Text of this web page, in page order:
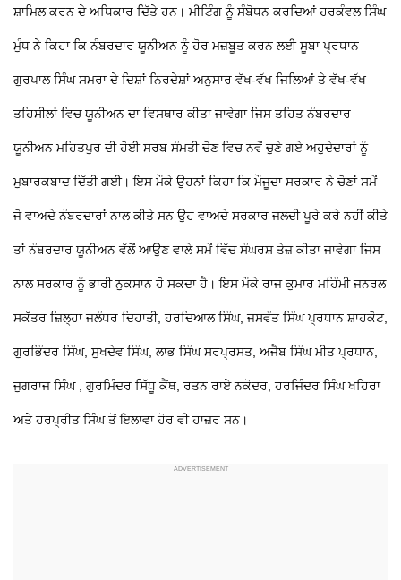
ਸ਼ਾਮਿਲ ਕਰਨ ਦੇ ਅਧਿਕਾਰ ਦਿੱਤੇ ਹਨ। ਮੀਟਿੰਗ ਨੂੰ ਸੰਬੋਧਨ ਕਰਦਿਆਂ ਹਰਕੰਵਲ ਸਿੰਘ
ਮੁੰਧ ਨੇ ਕਿਹਾ ਕਿ ਨੰਬਰਦਾਰ ਯੂਨੀਅਨ ਨੂੰ ਹੋਰ ਮਜ਼ਬੂਤ ਕਰਨ ਲਈ ਸੂਬਾ ਪ੍ਰਧਾਨ
ਗੁਰਪਾਲ ਸਿੰਘ ਸਮਰਾ ਦੇ ਦਿਸ਼ਾਂ ਨਿਰਦੇਸ਼ਾਂ ਅਨੁਸਾਰ ਵੱਖ-ਵੱਖ ਜਿਲਿਆਂ ਤੇ ਵੱਖ-ਵੱਖ
ਤਹਿਸੀਲਾਂ ਵਿਚ ਯੂਨੀਅਨ ਦਾ ਵਿਸਥਾਰ ਕੀਤਾ ਜਾਵੇਗਾ ਜਿਸ ਤਹਿਤ ਨੰਬਰਦਾਰ
ਯੂਨੀਅਨ ਮਹਿਤਪੁਰ ਦੀ ਹੋਈ ਸਰਬ ਸੰਮਤੀ ਚੋਣ ਵਿਚ ਨਵੇਂ ਚੁਣੇ ਗਏ ਅਹੁਦੇਦਾਰਾਂ ਨੂੰ
ਮੁਬਾਰਕਬਾਦ ਦਿੱਤੀ ਗਈ। ਇਸ ਮੌਕੇ ਉਹਨਾਂ ਕਿਹਾ ਕਿ ਮੌਜੂਦਾ ਸਰਕਾਰ ਨੇ ਚੋਣਾਂ ਸਮੇਂ
ਜੋ ਵਾਅਦੇ ਨੰਬਰਦਾਰਾਂ ਨਾਲ ਕੀਤੇ ਸਨ ਉਹ ਵਾਅਦੇ ਸਰਕਾਰ ਜਲਦੀ ਪੂਰੇ ਕਰੇ ਨਹੀਂ ਕੀਤੇ
ਤਾਂ ਨੰਬਰਦਾਰ ਯੂਨੀਅਨ ਵੱਲੋਂ ਆਉਣ ਵਾਲੇ ਸਮੇਂ ਵਿੱਚ ਸੰਘਰਸ਼ ਤੇਜ਼ ਕੀਤਾ ਜਾਵੇਗਾ ਜਿਸ
ਨਾਲ ਸਰਕਾਰ ਨੂੰ ਭਾਰੀ ਨੁਕਸਾਨ ਹੋ ਸਕਦਾ ਹੈ। ਇਸ ਮੌਕੇ ਰਾਜ ਕੁਮਾਰ ਮਹਿੰਮੀ ਜਨਰਲ
ਸਕੱਤਰ ਜ਼ਿਲ੍ਹਾ ਜਲੰਧਰ ਦਿਹਾਤੀ, ਹਰਦਿਆਲ ਸਿੰਘ, ਜਸਵੰਤ ਸਿੰਘ ਪ੍ਰਧਾਨ ਸ਼ਾਹਕੋਟ,
ਗੁਰਭਿੰਦਰ ਸਿੰਘ, ਸੁਖਦੇਵ ਸਿੰਘ, ਲਾਭ ਸਿੰਘ ਸਰਪ੍ਰਸਤ, ਅਜੈਬ ਸਿੰਘ ਮੀਤ ਪ੍ਰਧਾਨ,
ਜੁਗਰਾਜ ਸਿੰਘ , ਗੁਰਮਿੰਦਰ ਸਿੱਧੂ ਕੈਂਥ, ਰਤਨ ਰਾਏ ਨਕੋਦਰ, ਹਰਜਿੰਦਰ ਸਿੰਘ ਖਹਿਰਾ
ਅਤੇ ਹਰਪ੍ਰੀਤ ਸਿੰਘ ਤੋਂ ਇਲਾਵਾ ਹੋਰ ਵੀ ਹਾਜ਼ਰ ਸਨ।